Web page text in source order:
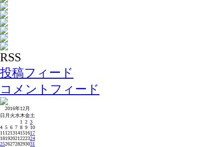
RSS
投稿フィード
コメントフィード
2016年12月
日 月 火水木金土
1
2 3
4 5 6 7 8 9 10
11 121314151617
18192021222324
25262728293031